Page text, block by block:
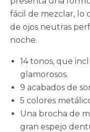
fácil de mezclar, lo
de ojos neutras
noche.
14 tonos, que
glamorosos.
9 acabados de
5 colores
Una brocha de
gran espejo